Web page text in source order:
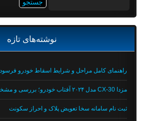
نوشته‌های تازه
راهنمای کامل مراحل و شرایط اسقاط خودرو فرسوده (14 مرداد 1405)
مزدا CX-30 مدل ۲۰۲۴ آفتاب خودرو؛ بررسی و مشخصات فنی
ثبت نام سامانه سخا تعویض پلاک و احراز سکونت